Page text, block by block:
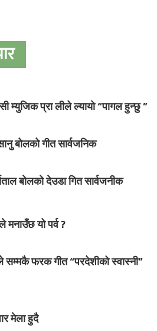
म्युजिक प्रा लीले ल्यायो “पागल हुन्छु ”
बोलको गीत सार्वजनिक
बोलको देउडा गित सार्वजनीक
यो पर्व ?
सम्मकै फरक गीत “परदेशीको स्वास्नी”
मेला हुदै